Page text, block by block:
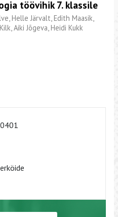
töövihik 7. klassile
Helle Järvalt, Edith Maasik,
Aiki Jõgeva, Heidi Kukk